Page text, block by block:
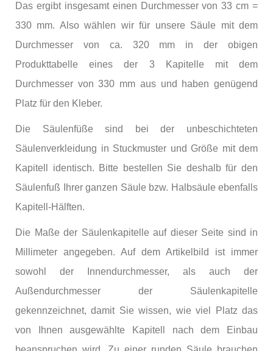
Das ergibt insgesamt einen Durchmesser von 33 cm =
330 mm. Also wählen wir für unsere Säule mit dem
Durchmesser von ca. 320 mm in der obigen
Produkttabelle eines der 3 Kapitelle mit dem
Durchmesser von 330 mm aus und haben genügend
Platz für den Kleber.
Die Säulenfüße sind bei der unbeschichteten
Säulenverkleidung in Stuckmuster und Größe mit dem
Kapitell identisch. Bitte bestellen Sie deshalb für den
Säulenfuß Ihrer ganzen Säule bzw. Halbsäule ebenfalls
Kapitell-Hälften.
Die Maße der Säulenkapitelle auf dieser Seite sind in
Millimeter angegeben. Auf dem Artikelbild ist immer
sowohl der Innendurchmesser, als auch der
Außendurchmesser der Säulenkapitelle
gekennzeichnet, damit Sie wissen, wie viel Platz das
von Ihnen ausgewählte Kapitell nach dem Einbau